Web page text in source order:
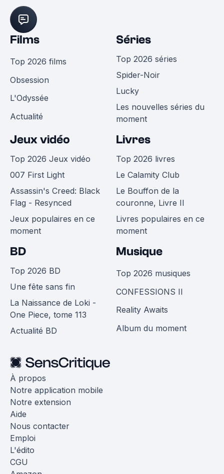
Films
Top 2026 films
Obsession
L'Odyssée
Actualité
Séries
Top 2026 séries
Spider-Noir
Lucky
Les nouvelles séries du
moment
Jeux vidéo
Top 2026 Jeux vidéo
007 First Light
Assassin's Creed: Black
Flag - Resynced
Jeux populaires en ce
moment
Livres
Top 2026 livres
Le Calamity Club
Le Bouffon de la
couronne, Livre II
Livres populaires en ce
moment
BD
Top 2026 BD
Une fête sans fin
La Naissance de Loki -
One Piece, tome 113
Actualité BD
Musique
Top 2026 musiques
CONFESSIONS II
Reality Awaits
Album du moment
À propos
Notre application mobile
Notre extension
Aide
Nous contacter
Emploi
L'édito
CGU